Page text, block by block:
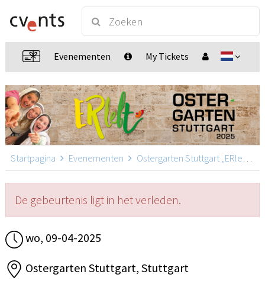
Evenementen My Tickets
Startpagina Evenementen Ostergarten Stuttgart „ERlebt“
De gebeurtenis ligt in het verleden.
wo, 09-04-2025
Ostergarten Stuttgart, Stuttgart